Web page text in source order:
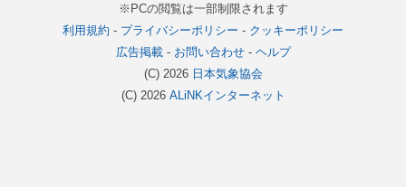
※PCの閲覧は一部制限されます
利用規約 - プライバシーポリシー - クッキーポリシー
広告掲載- お問い合わせ- ヘルプ
(C) 2026 日本気象協会
(C) 2026 ALiNKインターネット